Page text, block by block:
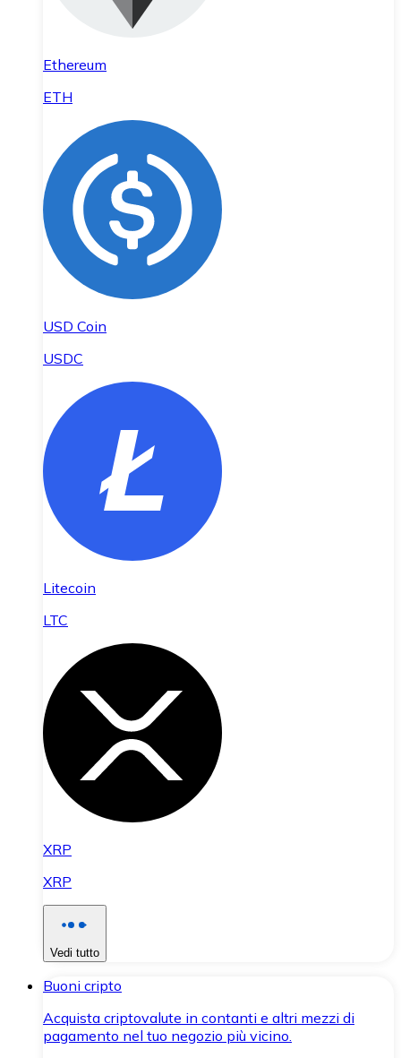
Ethereum
ETH
USD Coin
USDC
Litecoin
LTC
XRP
XRP
Vedi tutto
Buoni cripto
Acquista criptovalute in contanti e altri mezzi di
pagamento nel tuo negozio più vicino.